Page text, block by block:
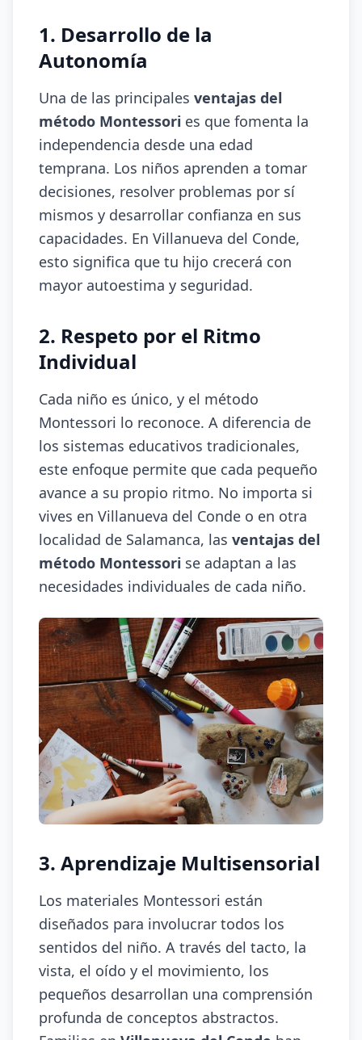
1. Desarrollo de la
Autonomía
Una de las principales ventajas del
método Montessori es que fomenta la
independencia desde una edad
temprana. Los niños aprenden a tomar
decisiones, resolver problemas por sí
mismos y desarrollar confianza en sus
capacidades. En Villanueva del Conde,
esto significa que tu hijo crecerá con
mayor autoestima y seguridad.
2. Respeto por el Ritmo
Individual
Cada niño es único, y el método
Montessori lo reconoce. A diferencia de
los sistemas educativos tradicionales,
este enfoque permite que cada pequeño
avance a su propio ritmo. No importa si
vives en Villanueva del Conde o en otra
localidad de Salamanca, las ventajas del
método Montessori se adaptan a las
necesidades individuales de cada niño.
3. Aprendizaje Multisensorial
Los materiales Montessori están
diseñados para involucrar todos los
sentidos del niño. A través del tacto, la
vista, el oído y el movimiento, los
pequeños desarrollan una comprensión
profunda de conceptos abstractos.